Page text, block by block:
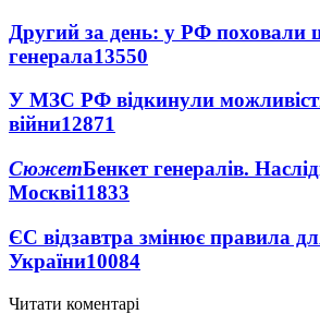
Другий за день: у РФ поховали
генерала13550
У МЗС РФ відкинули
війни12871
СюжетБенкет генералів.
Москві11833
ЄС відзавтра змінює правила
України10084
Читати коментарі